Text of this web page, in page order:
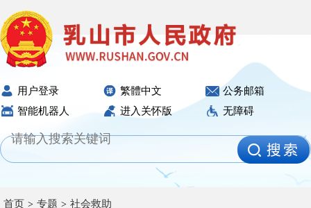
用户登录 繁體中文
公务邮箱
智能机器人
进入关怀版 无障碍
首页 > 专题 > 社会救助